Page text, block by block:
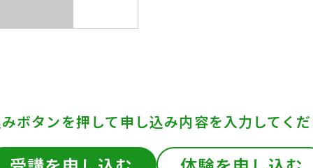
ボタンを押して申し込み内容を入力してく